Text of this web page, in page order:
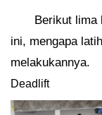
Berikut lima
ini, mengapa
melakukannya.
Deadlift